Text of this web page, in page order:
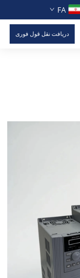
FA
دریافت نقل قول فوری